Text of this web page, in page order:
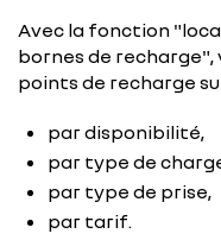
Avec la fonction
bornes de
points de recharge
par disponibilité,
par type de
par type de prise,
par tarif.